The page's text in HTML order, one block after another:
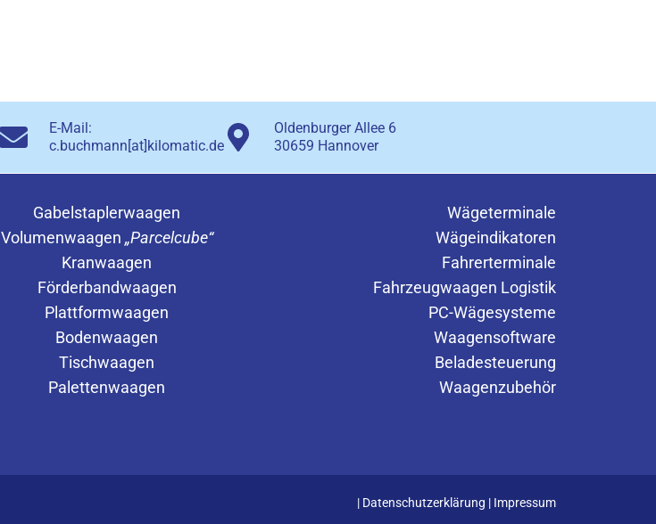
E-Mail:
c.buchmann[at]kilomatic.de
Oldenburger Allee 6
30659 Hannover
Gabelstaplerwaagen
Volumenwaagen „Parcelcube“
Kranwaagen
Förderbandwaagen
Plattformwaagen
Bodenwaagen
Tischwaagen
Palettenwaagen
Wägeterminale
Wägeindikatoren
Fahrerterminale
Fahrzeugwaagen Logistik
PC-Wägesysteme
Waagensoftware
Beladesteuerung
Waagenzubehör
| Datenschutzerklärung | Impressum